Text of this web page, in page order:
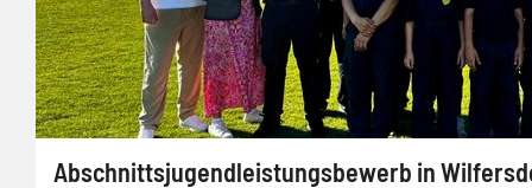
Abschnittsjugendleistungsbewerb in